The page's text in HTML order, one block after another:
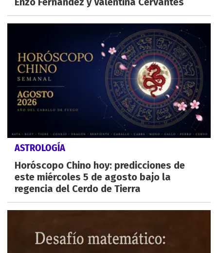
ASTROLOGÍA
Horóscopo Chino hoy: predicciones de
este miércoles 5 de agosto bajo la
regencia del Cerdo de Tierra